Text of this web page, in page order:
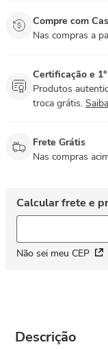
Compre com
Nas compras a
Certificação e
Produtos
troca grátis.
Frete Grátis
Nas compras
Não sei meu CEP
Descrição